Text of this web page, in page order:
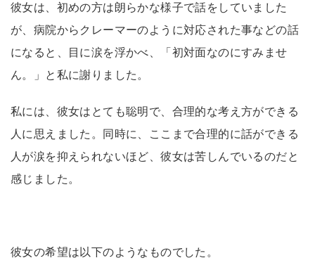
彼女は、初めの方は朗らかな様子で話をしていました
が、病院からクレーマーのように対応された事などの話
になると、目に涙を浮かべ、「初対面なのにすみませ
ん。」と私に謝りました。
私には、彼女はとても聡明で、合理的な考え方ができる
人に思えました。同時に、ここまで合理的に話ができる
人が涙を抑えられないほど、彼女は苦しんでいるのだと
感じました。
彼女の希望は以下のようなものでした。